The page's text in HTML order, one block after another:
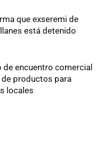
que exseremi de
está detenido
de encuentro comercial
productos para
locales